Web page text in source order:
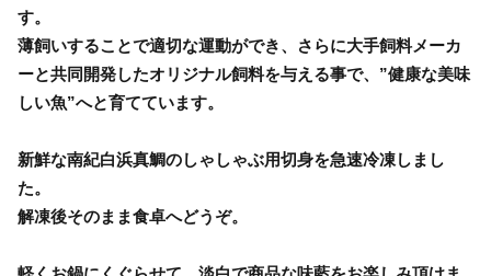
す。
薄飼いすることで適切な運動ができ、さらに大手飼料メーカ
ーと共同開発したオリジナル飼料を与える事で、”健康な美味
しい魚”へと育てています。
新鮮な南紀白浜真鯛のしゃしゃぶ用切身を急速冷凍しまし
た。
解凍後そのまま食卓へどうぞ。